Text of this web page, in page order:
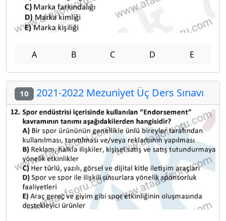
A B C D E
10 2021-2022 Mezuniyet Üç Ders Sınavı